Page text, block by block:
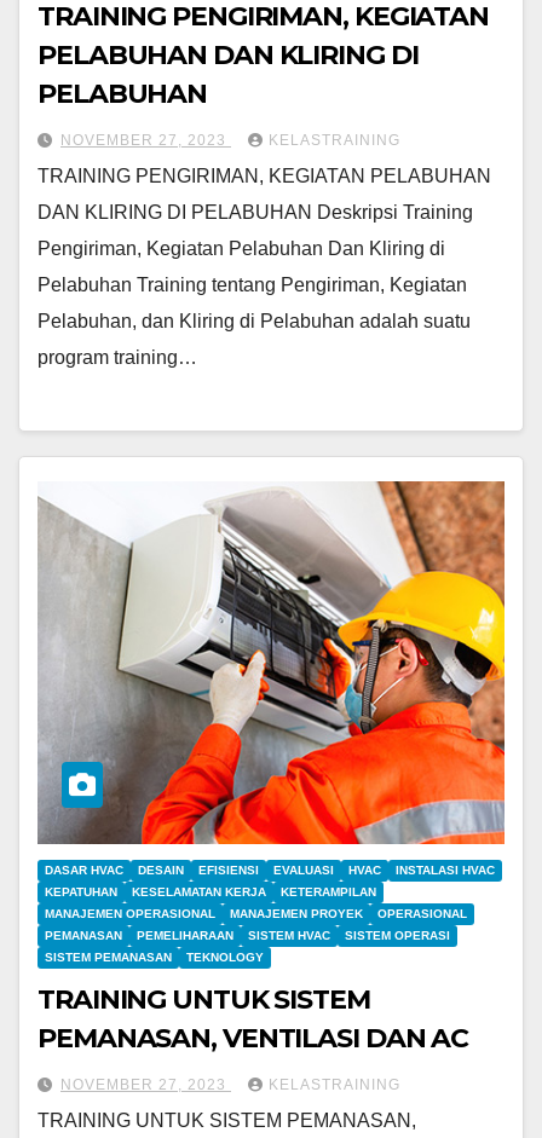
TRAINING PENGIRIMAN, KEGIATAN
PELABUHAN DAN KLIRING DI
PELABUHAN
NOVEMBER 27, 2023 KELASTRAINING
TRAINING PENGIRIMAN, KEGIATAN PELABUHAN
DAN KLIRING DI PELABUHAN Deskripsi Training
Pengiriman, Kegiatan Pelabuhan Dan Kliring di
Pelabuhan Training tentang Pengiriman, Kegiatan
Pelabuhan, dan Kliring di Pelabuhan adalah suatu
program training…
DASAR HVAC DESAIN EFISIENSI EVALUASI HVAC
INSTALASI HVAC
KEPATUHAN
KESELAMATAN KERJA
KETERAMPILAN
MANAJEMEN OPERASIONAL
MANAJEMEN PROYEK
OPERASIONAL
PEMANASAN
PEMELIHARAAN SISTEM HVAC
SISTEM OPERASI
SISTEM PEMANASAN
TEKNOLOGY
TRAINING UNTUK SISTEM
PEMANASAN, VENTILASI DAN AC
NOVEMBER 27, 2023 KELASTRAINING
TRAINING UNTUK SISTEM PEMANASAN,